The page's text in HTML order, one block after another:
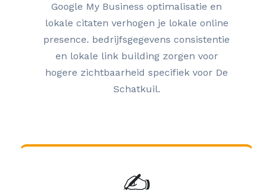
Google My Business optimalisatie en
lokale citaten verhogen je lokale online
presence. bedrijfsgegevens consistentie
en lokale link building zorgen voor
hogere zichtbaarheid specifiek voor De
Schatkuil.
✍️